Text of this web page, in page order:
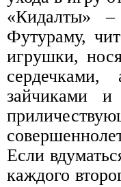
«Кидалты»
Футураму,
игрушки,
зайчиками
Если
каждого